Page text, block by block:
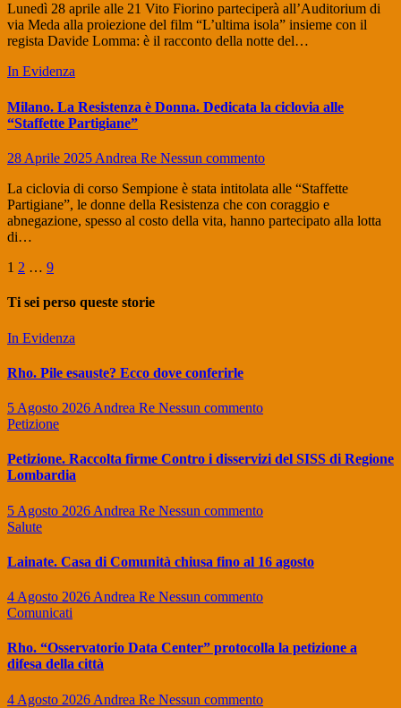
Lunedì 28 aprile alle 21 Vito Fiorino parteciperà all’Auditorium di
via Meda alla proiezione del film “L’ultima isola” insieme con il
regista Davide Lomma: è il racconto della notte del…
In Evidenza
Milano. La Resistenza è Donna. Dedicata la ciclovia alle
“Staffette Partigiane”
28 Aprile 2025 Andrea Re Nessun commento
La ciclovia di corso Sempione è stata intitolata alle “Staffette
Partigiane”, le donne della Resistenza che con coraggio e
abnegazione, spesso al costo della vita, hanno partecipato alla lotta
di…
Paginazione
degli
1 2 … 9
Ti sei perso queste storie
In Evidenza
Rho. Pile esauste? Ecco dove conferirle
5 Agosto 2026 Andrea Re Nessun commento
Petizione
Petizione. Raccolta firme Contro i disservizi del SISS di Regione
Lombardia
5 Agosto 2026 Andrea Re Nessun commento
Salute
Lainate. Casa di Comunità chiusa fino al 16 agosto
4 Agosto 2026 Andrea Re Nessun commento
Comunicati
Rho. “Osservatorio Data Center” protocolla la petizione a
difesa della città
4 Agosto 2026 Andrea Re Nessun commento